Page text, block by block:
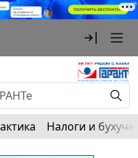
Налоги и